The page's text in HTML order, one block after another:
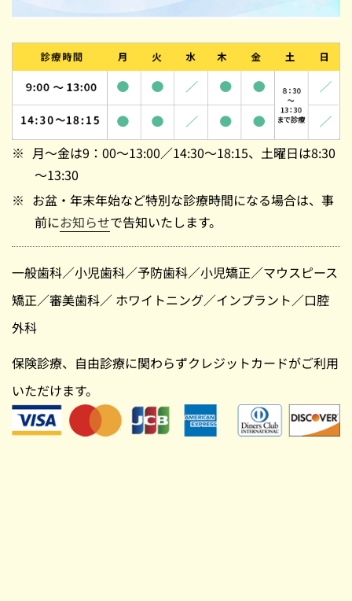
月～金は9：00～13:00／14:30～18:15、土曜日は8:30
～13:30
お盆・年末年始など特別な診療時間になる場合は、事
前にお知らせで告知いたします。
一般歯科／小児歯科／予防歯科／小児矯正／マウスピース
矯正／審美歯科／ ホワイトニング／インプラント／口腔
外科
保険診療、自由診療に関わらずクレジットカードがご利用
いただけます。